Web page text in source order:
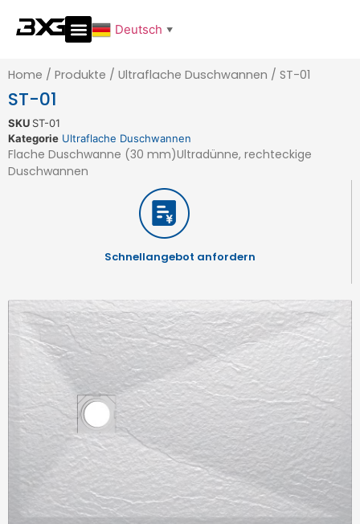
Deutsch ▼
Home / Produkte / Ultraflache Duschwannen / ST-01
ST-01
SKU ST-01
Kategorie Ultraflache Duschwannen
Flache Duschwanne (30 mm)Ultradünne, rechteckige
Duschwannen
Schnellangebot anfordern